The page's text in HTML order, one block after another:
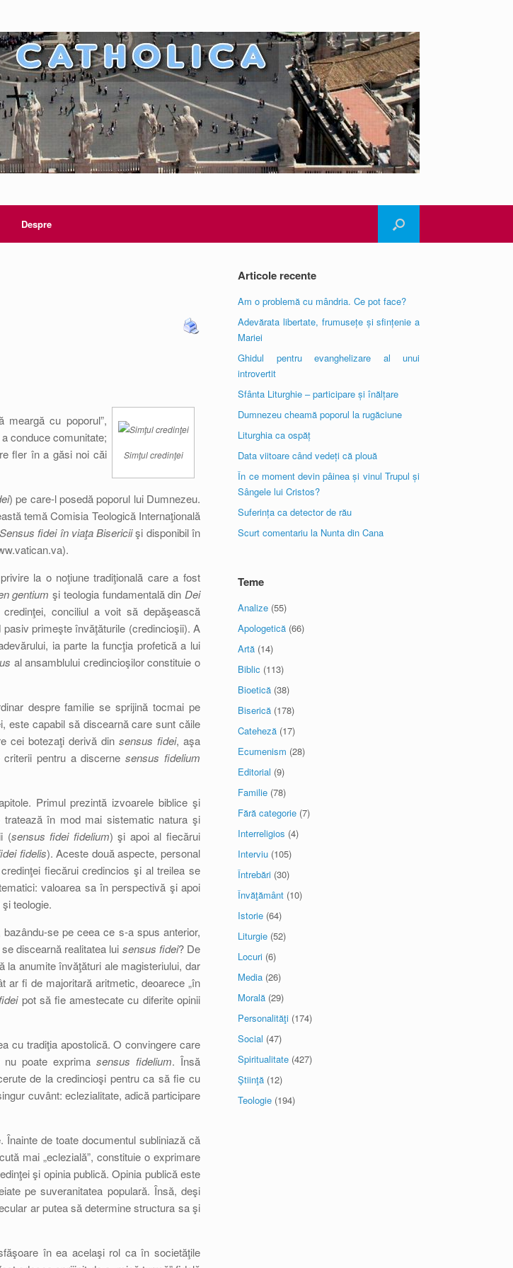
Despre
Simţul credinţei
cu poporul”,
conduce comunitate;
fler în a găsi noi căi
) pe care-l posedă poporul lui Dumnezeu.
temă Comisia Teologică Internaţională
Sensus fidei în viaţa Bisericiişi disponibil în
la o noţiune tradiţională care a fost
gentium şi teologia fundamentală din Dei
conciliul a voit să depăşească
primeşte învăţăturile (credincioşii). A
ia parte la funcţia profetică a lui
al ansamblului credincioşilor constituie o
despre familie se sprijină tocmai pe
este capabil să discearnă care sunt căile
cei botezaţi derivă dinsensus fidei, aşa
criterii pentru a discernesensus fidelium
Primul prezintă izvoarele biblice şi
tratează în mod mai sistematic natura şi
(sensus fidei fidelium) şi apoi al fiecărui
fidelis). Aceste două aspecte, personal
fiecărui credincios şi al treilea se
valoarea sa în perspectivă şi apoi
teologie.
se pe ceea ce s-a spus anterior,
discearnă realitatea lui sensus fidei? De
la anumite învăţături ale magisteriului, dar
ar fi de majoritară aritmetic, deoarece „în
pot să fie amestecate cu diferite opinii
cu tradiţia apostolică. O convingere care
nu poate exprimasensus fidelium. Însă
de la credincioşi pentru ca să fie cu
cuvânt: eclezialitate, adică participare
de toate documentul subliniază că
mai „eclezială”, constituie o exprimare
şi opinia publică. Opinia publică este
pe suveranitatea populară. Însă, deşi
ar putea să determine structura sa şi
în ea acelaşi rol ca în societăţile
Articole recente
Am o problemă cu mândria. Ce pot face?
Adevărata libertate, frumusețe și sfințenie a
Mariei
Ghidul pentru evanghelizare al unui
introvertit
Sfânta Liturghie – participare și înălțare
Dumnezeu cheamă poporul la rugăciune
Liturghia ca ospăț
Data viitoare când vedeți că plouă
În ce moment devin pâinea și vinul Trupul și
Sângele lui Cristos?
Suferința ca detector de rău
Scurt comentariu la Nunta din Cana
Teme
Analize (55)
Apologetică (66)
Artă (14)
Biblic (113)
Bioetică (38)
Biserică (178)
Cateheză (17)
Ecumenism (28)
Editorial (9)
Familie (78)
Fără categorie (7)
Interreligios (4)
Interviu (105)
Întrebări (30)
Învăţământ (10)
Istorie (64)
Liturgie (52)
Locuri (6)
Media (26)
Morală (29)
Personalităţi (174)
Social (47)
Spiritualitate (427)
Ştiinţă (12)
Teologie (194)